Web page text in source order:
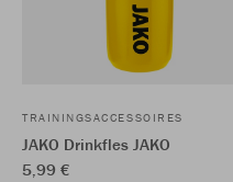
TRAININGSACCESSOIRES
JAKO Drinkfles JAKO
5,99 €